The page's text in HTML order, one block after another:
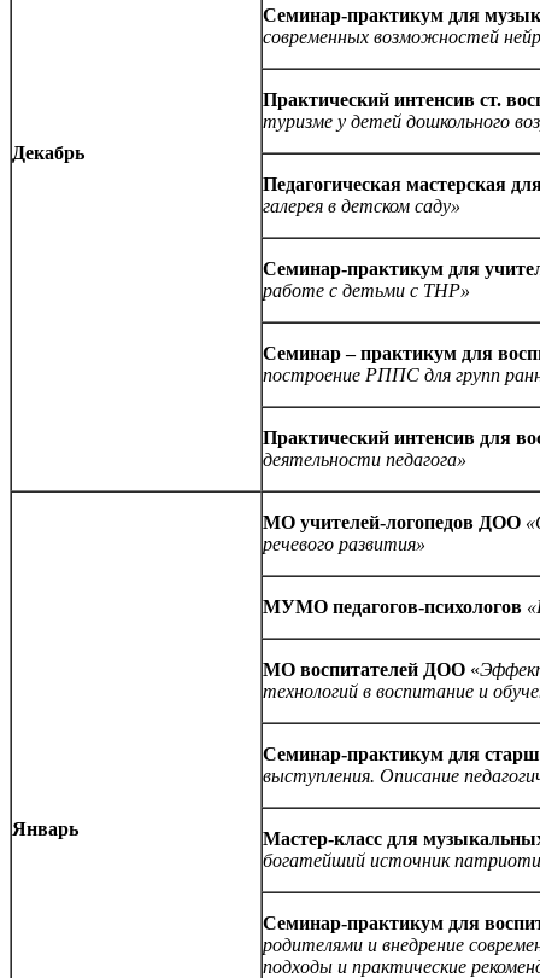
Декабрь
Семинар-практикум для
современных возможностей
Практический интенсив ст.
туризме у детей дошкольного
Педагогическая мастерская
галерея в детском саду»
Семинар-практикум для
работе с детьми с ТНР»
Семинар – практикум для
построение РППС для групп
Практический интенсив для
деятельности педагога»
Январь
МО учителей-логопедов ДОО
речевого развития»
МУМО педагогов-психологов
МО воспитателей ДОО «
технологий в воспитание и
Семинар-практикум для
выступления. Описание
Мастер-класс для
богатейший источник
Семинар-практикум для
родителями и внедрение
подходы и практические